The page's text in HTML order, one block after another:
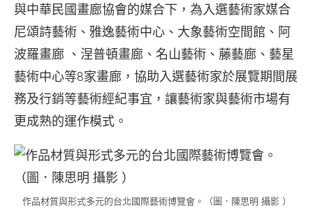
與中華民國畫廊協會的媒合下，為入選藝術家媒合
尼頌詩藝術、雅逸藝術中心、大象藝術空間館、阿
波羅畫廊 、涅普頓畫廊、名山藝術、藤藝廊、藝星
藝術中心等8家畫廊，協助入選藝術家於展覽期間展
務及行銷等藝術經紀事宜，讓藝術家與藝術市場有
更成熟的運作模式。
作品材質與形式多元的台北國際藝術博覽會。（圖．陳思明 攝影 ）